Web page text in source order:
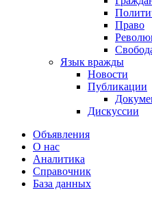
Право
Язык вражды
Новости
Публикации
Дискуссии
Объявления
О нас
Аналитика
Справочник
База данных